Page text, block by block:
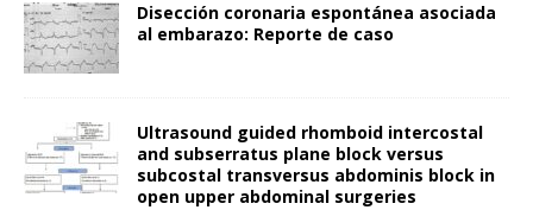
Disección coronaria espontánea asociada
al embarazo: Reporte de caso
Ultrasound guided rhomboid intercostal
and subserratus plane block versus
subcostal transversus abdominis block in
open upper abdominal surgeries